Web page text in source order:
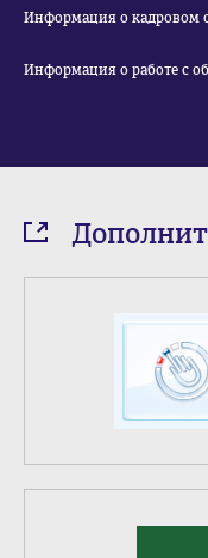
Информация о кадровом
Информация о работе с